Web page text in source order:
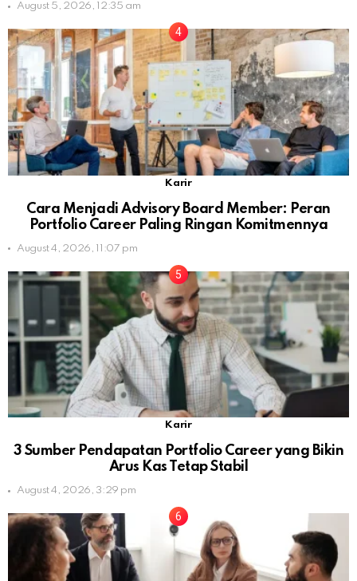
August 5, 2026, 12:35 am
Karir
Cara Menjadi Advisory Board Member: Peran
Portfolio Career Paling Ringan Komitmennya
August 4, 2026, 11:07 pm
Karir
3 Sumber Pendapatan Portfolio Career yang Bikin
Arus Kas Tetap Stabil
August 4, 2026, 3:29 pm